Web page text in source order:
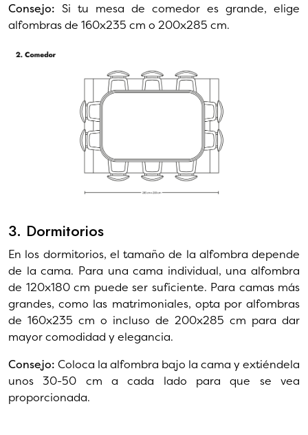
Consejo: Si tu mesa de comedor es grande, elige
alfombras de 160x235 cm o 200x285 cm.
3. Dormitorios
En los dormitorios, el tamaño de la alfombra depende
de la cama. Para una cama individual, una alfombra
de 120x180 cm puede ser suficiente. Para camas más
grandes, como las matrimoniales, opta por alfombras
de 160x235 cm o incluso de 200x285 cm para dar
mayor comodidad y elegancia.
Consejo: Coloca la alfombra bajo la cama y extiéndela
unos 30-50 cm a cada lado para que se vea
proporcionada.